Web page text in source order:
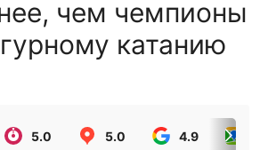
чем чемпионы
катанию
5.0 5.0 4.9